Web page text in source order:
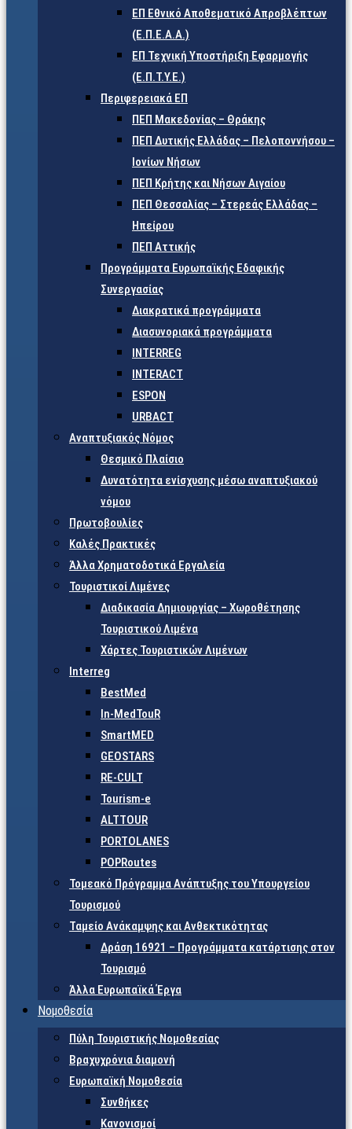
ΕΠ Εθνικό Αποθεματικό Απροβλέπτων
(Ε.Π.Ε.Α.Α.)
ΕΠ Τεχνική Υποστήριξη Εφαρμογής
(Ε.Π.Τ.Υ.Ε.)
Περιφερειακά ΕΠ
ΠΕΠ Μακεδονίας – Θράκης
ΠΕΠ Δυτικής Ελλάδας – Πελοποννήσου –
Ιονίων Νήσων
ΠΕΠ Κρήτης και Νήσων Αιγαίου
ΠΕΠ Θεσσαλίας – Στερεάς Ελλάδας –
Ηπείρου
ΠΕΠ Αττικής
Προγράμματα Ευρωπαϊκής Εδαφικής
Συνεργασίας
Διακρατικά προγράμματα
Διασυνοριακά προγράμματα
INTERREG
INTERACT
ESPON
URBACT
Αναπτυξιακός Νόμος
Θεσμικό Πλαίσιο
Δυνατότητα ενίσχυσης μέσω αναπτυξιακού
νόμου
Πρωτοβουλίες
Καλές Πρακτικές
Άλλα Χρηματοδοτικά Εργαλεία
Τουριστικοί Λιμένες
Διαδικασία Δημιουργίας – Χωροθέτησης
Τουριστικού Λιμένα
Χάρτες Τουριστικών Λιμένων
Interreg
BestMed
In-MedTouR
SmartMED
GEOSTARS
RE-CULT
Tourism-e
ALTTOUR
PORTOLANES
POPRoutes
Τομεακό Πρόγραμμα Ανάπτυξης του Υπουργείου
Τουρισμού
Ταμείο Ανάκαμψης και Ανθεκτικότητας
Δράση 16921 – Προγράμματα κατάρτισης στον
Τουρισμό
Άλλα Ευρωπαϊκά Έργα
Νομοθεσία
Πύλη Τουριστικής Νομοθεσίας
Βραχυχρόνια διαμονή
Ευρωπαϊκή Νομοθεσία
Συνθήκες
Κανονισμοί